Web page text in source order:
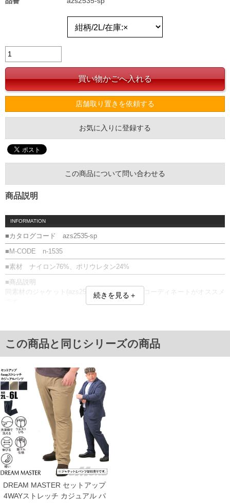
店舗取り置きを依頼する
お気に入りに登録する
この商品について問い合わせる
商品説明
INFORMATION
■カタログコード azs2535-sp
■M-CODE n-1535
■素材 ナイロン76%、ポリウレタン24%
■商品説明
同素材のジャケット(azs2535-sj)とセットでのコーディネートがオススメ
2L/94～104/115/36.5/76/29.5
3L/104～114/125/39.5/76/30.5
4L/114～124/135/42.5/76/31.5
6L/134～144/155/48.5/78/33.5
単位はcm
※【返品交換について】
返品交換希望の方は、商品到着後1週間以内にご連絡ください。
下着(肌着)やワイシャツは商品の性質上、返品交換不可とさせて頂いております。予め
ご了承くださいませ。
※【ボトムの裾上げをご希望の場合】
裾上げ料金は500円+税となります。
備考欄に股下●cmとご記入下さい。（裾上げ無料対象商品は1本につき税込6,000円以
上の品が対象。1本5,999円以下の商品は有料（500円+税）となります。）
出荷まで約1週間～20日間程お時間を頂く場合がございます。
一部、お直しに対応出来ない商品がございます。(例：裾にファスナーや調節ひもが付
いている、極端なデザインが施されている等)
続きを見る＋
この商品と同じシリーズの商品
DREAM MASTER セットアップ
4WAYストレッチ カジュアル パ